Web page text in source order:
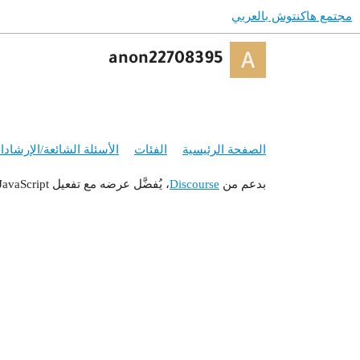
مجتمع هاكنتوش بالعربي
anon22708395
الصفحة الرئيسية الفئات الأسئلة الشائعة/
بدعم من Discourse، يُفضَّل عرضه مع تفعيل JavaScript